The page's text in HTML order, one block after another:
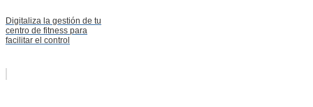
Digitaliza la gestión de tu
centro de fitness para
facilitar el control